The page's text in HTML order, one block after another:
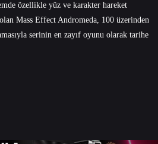
özellikle yüz ve karakter hareket
Mass Effect Andromeda, 100 üzerinden
serinin en zayıf oyunu olarak tarihe